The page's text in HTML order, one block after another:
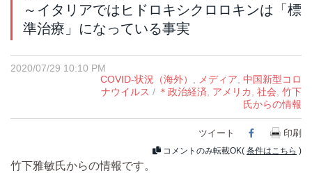
～イタリアではヒドロキシクロロキンは「標
準治療」になっている事実
2020/07/29 10:10 PM
COVID-状況（海外） , メディア, 中国新型コロ
ナウイルス / ＊政治経済, アメリカ, 社会, 竹下
氏からの情報
ツイート Facebook
印刷
コメントのみ転載OK( 条件はこちら )
竹下雅敏氏からの情報です。